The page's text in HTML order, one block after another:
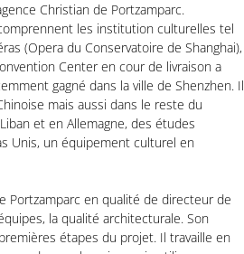
Christian de Portzamparc.
les institution culturelles tel
(Opera du Conservatoire de Shanghai),
Center en cour de livraison a
gagné dans la ville de Shenzhen. Il
mais aussi dans le reste du
et en Allemagne, des études
Unis, un équipement culturel en
Portzamparc en qualité de directeur de
la qualité architecturale. Son
étapes du projet. Il travaille en